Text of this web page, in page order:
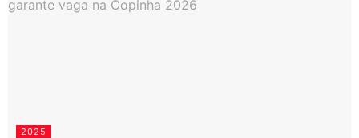
2025